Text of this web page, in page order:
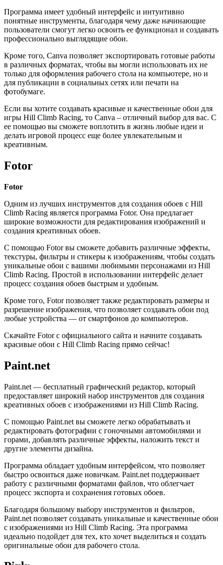
Программа имеет удобный интерфейс и интуитивно
понятные инструменты, благодаря чему даже начинающие
пользователи смогут легко освоить ее функционал и создавать
профессионально выглядящие обои.
Кроме того, Canva позволяет экспортировать готовые работы
в различных форматах, чтобы вы могли использовать их не
только для оформления рабочего стола на компьютере, но и
для публикации в социальных сетях или печати на
фотобумаге.
Если вы хотите создавать красивые и качественные обои для
игры Hill Climb Racing, то Canva – отличный выбор для вас. С
ее помощью вы сможете воплотить в жизнь любые идеи и
делать игровой процесс еще более увлекательным и
креативным.
Fotor
Fotor
Одним из лучших инструментов для создания обоев с Hill
Climb Racing является программа Fotor. Она предлагает
широкие возможности для редактирования изображений и
создания креативных обоев.
С помощью Fotor вы сможете добавить различные эффекты,
текстуры, фильтры и стикеры к изображениям, чтобы создать
уникальные обои с вашими любимыми персонажами из Hill
Climb Racing. Простой в использовании интерфейс делает
процесс создания обоев быстрым и удобным.
Кроме того, Fotor позволяет также редактировать размеры и
разрешение изображения, что позволяет создавать обои под
любые устройства — от смартфонов до компьютеров.
Скачайте Fotor с официального сайта и начните создавать
красивые обои с Hill Climb Racing прямо сейчас!
Paint.net
Paint.net — бесплатный графический редактор, который
предоставляет широкий набор инструментов для создания
креативных обоев с изображениями из Hill Climb Racing.
С помощью Paint.net вы сможете легко обрабатывать и
редактировать фотографии с гоночными автомобилями и
горами, добавлять различные эффекты, наложить текст и
другие элементы дизайна.
Программа обладает удобным интерфейсом, что позволяет
быстро освоиться даже новичкам. Paint.net поддерживает
работу с различными форматами файлов, что облегчает
процесс экспорта и сохранения готовых обоев.
Благодаря большому выбору инструментов и фильтров,
Paint.net позволяет создавать уникальные и качественные обои
с изображениями из Hill Climb Racing. Эта программа
идеально подойдет для тех, кто хочет выделиться и создать
оригинальные обои для рабочего стола.